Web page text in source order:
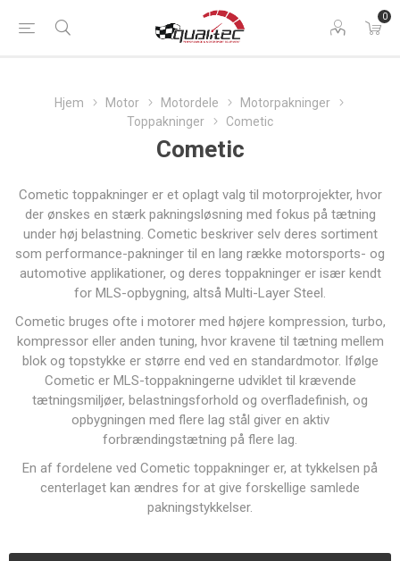
0
Hjem Motor Motordele
Motorpakninger
Toppakninger
Cometic
Cometic
Cometic toppakninger er et oplagt valg til motorprojekter, hvor
der ønskes en stærk pakningsløsning med fokus på tætning
under høj belastning. Cometic beskriver selv deres sortiment
som performance-pakninger til en lang række motorsports- og
automotive applikationer, og deres toppakninger er især kendt
for MLS-opbygning, altså Multi-Layer Steel.
Cometic bruges ofte i motorer med højere kompression, turbo,
kompressor eller anden tuning, hvor kravene til tætning mellem
blok og topstykke er større end ved en standardmotor. Ifølge
Cometic er MLS-toppakningerne udviklet til krævende
tætningsmiljøer, belastningsforhold og overfladefinish, og
opbygningen med flere lag stål giver en aktiv
forbrændingstætning på flere lag.
En af fordelene ved Cometic toppakninger er, at tykkelsen på
centerlaget kan ændres for at give forskellige samlede
pakningstykkelser.